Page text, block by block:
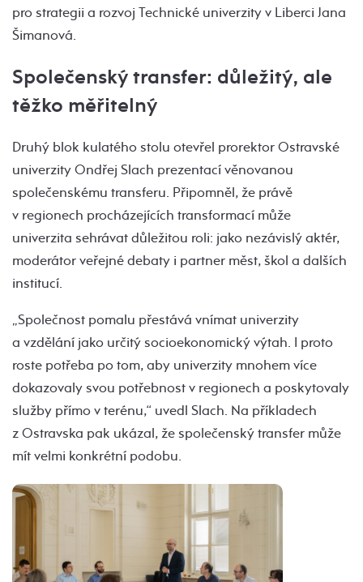
pro strategii a rozvoj Technické univerzity v Liberci Jana
Šimanová.
Společenský transfer: důležitý, ale
těžko měřitelný
Druhý blok kulatého stolu otevřel prorektor Ostravské
univerzity Ondřej Slach prezentací věnovanou
společenskému transferu. Připomněl, že právě
v regionech procházejících transformací může
univerzita sehrávat důležitou roli: jako nezávislý aktér,
moderátor veřejné debaty i partner měst, škol a dalších
institucí.
„Společnost pomalu přestává vnímat univerzity
a vzdělání jako určitý socioekonomický výtah. I proto
roste potřeba po tom, aby univerzity mnohem více
dokazovaly svou potřebnost v regionech a poskytovaly
služby přímo v terénu,“ uvedl Slach. Na příkladech
z Ostravska pak ukázal, že společenský transfer může
mít velmi konkrétní podobu.